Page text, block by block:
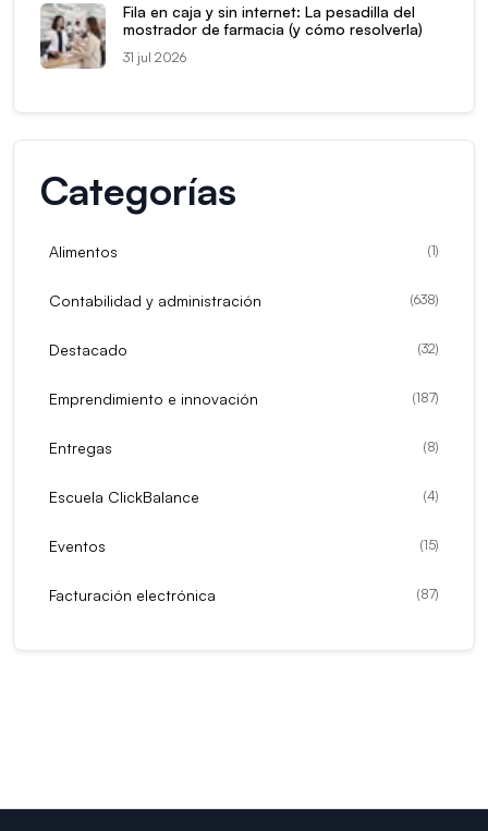
Fila en caja y sin internet: La pesadilla del
mostrador de farmacia (y cómo resolverla)
31 jul 2026
Categorías
Alimentos (1)
Contabilidad y administración (638)
Destacado (32)
Emprendimiento e innovación (187)
Entregas (8)
Escuela ClickBalance (4)
Eventos (15)
Facturación electrónica (87)